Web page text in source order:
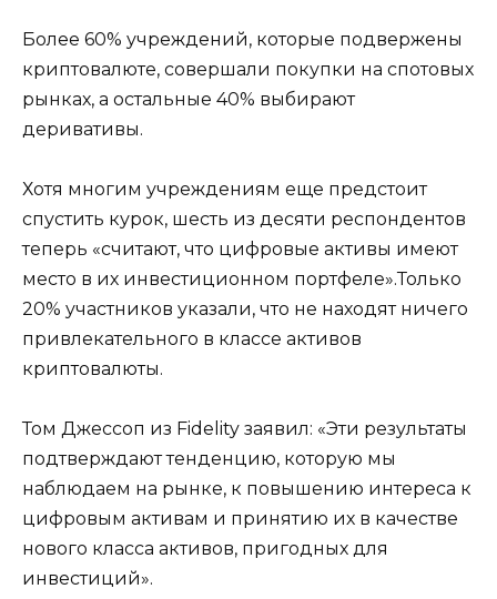
Более 60% учреждений, которые подвержены
криптовалюте, совершали покупки на спотовых
рынках, а остальные 40% выбирают
деривативы.
Хотя многим учреждениям еще предстоит
спустить курок, шесть из десяти респондентов
теперь «считают, что цифровые активы имеют
место в их инвестиционном портфеле».Только
20% участников указали, что не находят ничего
привлекательного в классе активов
криптовалюты.
Том Джессоп из Fidelity заявил: «Эти результаты
подтверждают тенденцию, которую мы
наблюдаем на рынке, к повышению интереса к
цифровым активам и принятию их в качестве
нового класса активов, пригодных для
инвестиций».